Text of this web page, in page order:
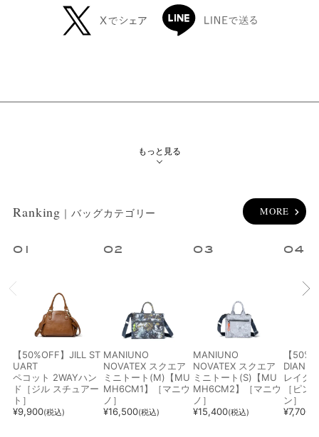
サブ
ブラウン系 ベージュ系 ブルー系 レッド系
オレンジ系 グリーン系
もっと見る
Ranking ｜バッグカテゴリー MORE
1
【50%OFF】JILL ST
UART
ペコット 2WAYハン
ド［ジル スチュアー
ト］
¥9,900(税込)
2
MANIUNO
NOVATEX スクエア
ミニトート(M)【MU
MH6CM1】［マニウ
ノ］
¥16,500(税込)
3
MANIUNO
NOVATEX スクエア
ミニトート(S)【MU
MH6CM2】［マニウ
ノ］
¥15,400(税込)
4
【
DIANNE
レイク
［ピン
ン］
¥7,700